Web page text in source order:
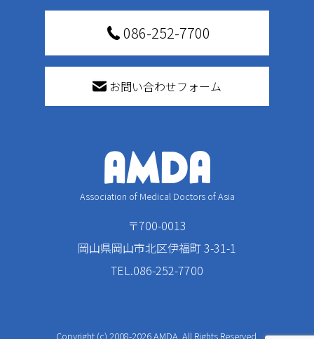
086-252-7700
お問い合わせフォーム
Association of Medical Doctors of Asia
〒700-0013
岡山県岡山市北区伊福町 3-31-1
TEL.086-252-7700
Copyright (c) 2008-2026 AMDA. All Rights Reserved.